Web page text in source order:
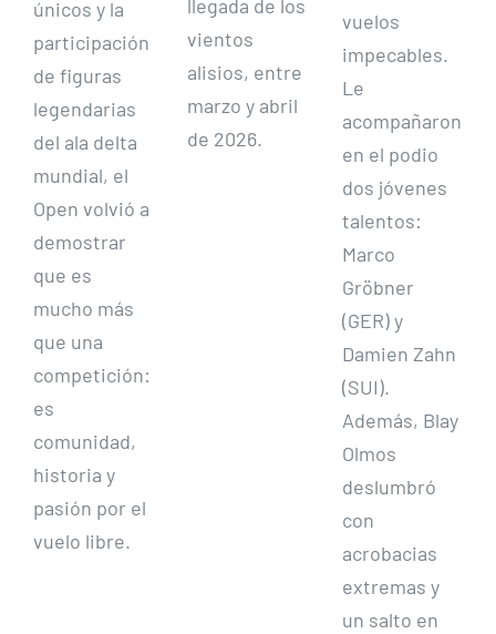
únicos y la
participación
de figuras
legendarias
del ala delta
mundial, el
Open volvió a
demostrar
que es
mucho más
que una
competición:
es
comunidad,
historia y
pasión por el
vuelo libre.
llegada de los
vientos
alisios, entre
marzo y abril
de 2026.
vuelos
impecables.
Le
acompañaron
en el podio
dos jóvenes
talentos:
Marco
Gröbner
(GER) y
Damien Zahn
(SUI).
Además, Blay
Olmos
deslumbró
con
acrobacias
extremas y
un salto en